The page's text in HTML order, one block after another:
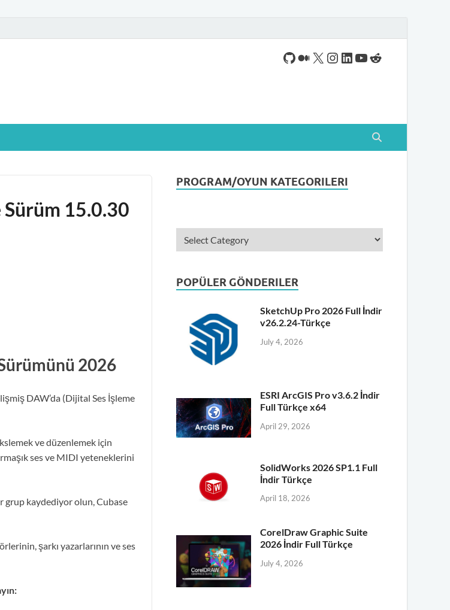
15.0.30
2026
DAW’da (Dijital Ses İşleme
ve düzenlemek için
ses ve MIDI yeteneklerini
grup kaydediyor olun, Cubase
şarkı yazarlarının ve ses
PROGRAM/OYUN KATEGORILERI
POPÜLER GÖNDERILER
SketchUp Pro 2026 Full İndir
v26.2.24-Türkçe
July 4, 2026
ESRI ArcGIS Pro v3.6.2 İndir
Full Türkçe x64
April 29, 2026
SolidWorks 2026 SP1.1 Full
İndir Türkçe
April 18, 2026
CorelDraw Graphic Suite
2026 İndir Full Türkçe
July 4, 2026